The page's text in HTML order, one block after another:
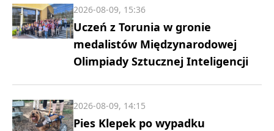
Uczeń z Torunia w gronie
medalistów Międzynarodowej
Olimpiady Sztucznej Inteligencji
2026-08-09, 15:36
Pies Klepek po wypadku
2026-08-09, 14:15